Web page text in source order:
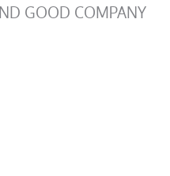
GOOD COMPANY